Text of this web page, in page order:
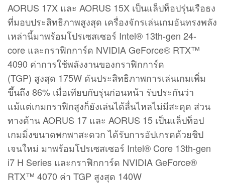
AORUS 17X และ AORUS 15X เป็นแล็ปท็อปรุ่นเรือธง
ที่มอบประสิทธิภาพสูงสุด เครื่องจักรเล่นเกมอันทรงพลัง
เหล่านี้มาพร้อมโปรเซสเซอร์ Intel® 13th-gen 24-
core และกราฟิกการ์ด NVIDIA GeForce® RTX™
4090 ค่าการใช้พลังงานของกราฟิกการ์ด
(TGP) สูงสุด 175W ดันประสิทธิภาพการเล่นเกมเพิ่ม
ขึ้นถึง 86% เมื่อเทียบกับรุ่นก่อนหน้า รับประกันว่า
แม้แต่เกมกราฟิกสูงก็ยังเล่นได้ลื่นไหลไม่มีสะดุด ส่วน
ทางด้าน AORUS 17 และ AORUS 15 เป็นแล็ปท็อป
เกมมิ่งขนาดพกพาสะดวก ได้รับการอัปเกรดด้วยชิป
เจนใหม่ มาพร้อมโปรเซสเซอร์ Intel® Core 13th-gen
i7 H Series และกราฟิกการ์ด NVIDIA GeForce®
RTX™ 4070 ค่า TGP สูงสุด 140W